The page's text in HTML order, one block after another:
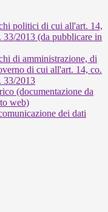
politici di cui all'art. 14,
33/2013 (da pubblicare in
di amministrazione, di
di cui all'art. 14, co.
33/2013
(documentazione da
web)
dei dati